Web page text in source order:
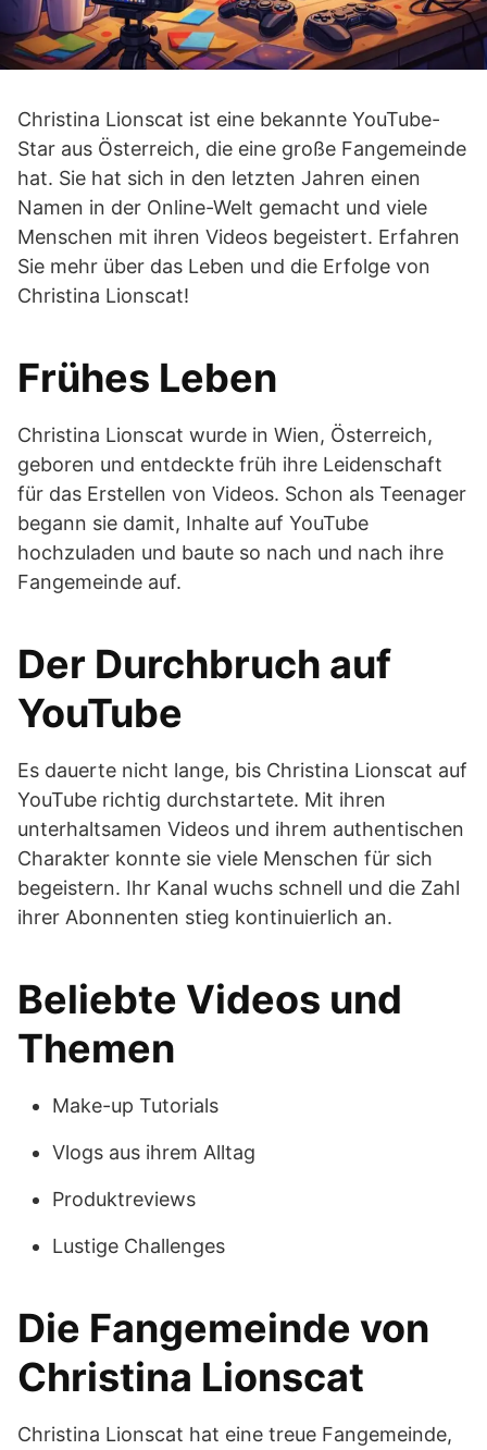
Christina Lionscat ist eine bekannte YouTube-
Star aus Österreich, die eine große Fangemeinde
hat. Sie hat sich in den letzten Jahren einen
Namen in der Online-Welt gemacht und viele
Menschen mit ihren Videos begeistert. Erfahren
Sie mehr über das Leben und die Erfolge von
Christina Lionscat!
Frühes Leben
Christina Lionscat wurde in Wien, Österreich,
geboren und entdeckte früh ihre Leidenschaft
für das Erstellen von Videos. Schon als Teenager
begann sie damit, Inhalte auf YouTube
hochzuladen und baute so nach und nach ihre
Fangemeinde auf.
Der Durchbruch auf
YouTube
Es dauerte nicht lange, bis Christina Lionscat auf
YouTube richtig durchstartete. Mit ihren
unterhaltsamen Videos und ihrem authentischen
Charakter konnte sie viele Menschen für sich
begeistern. Ihr Kanal wuchs schnell und die Zahl
ihrer Abonnenten stieg kontinuierlich an.
Beliebte Videos und
Themen
Make-up Tutorials
Vlogs aus ihrem Alltag
Produktreviews
Lustige Challenges
Die Fangemeinde von
Christina Lionscat
Christina Lionscat hat eine treue Fangemeinde,